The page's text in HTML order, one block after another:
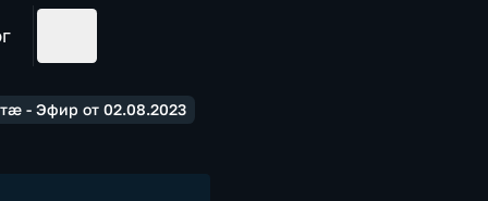
- Эфир от 02.08.2023